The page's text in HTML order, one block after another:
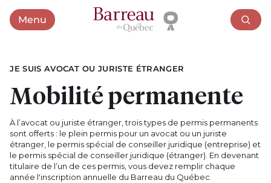
MenuOuvrir le menu
JE SUIS AVOCAT OU JURISTE ÉTRANGER
Mobilité permanente
À l’avocat ou juriste étranger, trois types de permis permanents
sont offerts : le plein permis pour un avocat ou un juriste
étranger, le permis spécial de conseiller juridique (entreprise) et
le permis spécial de conseiller juridique (étranger). En devenant
titulaire de l’un de ces permis, vous devez remplir chaque
année l'inscription annuelle du Barreau du Québec.